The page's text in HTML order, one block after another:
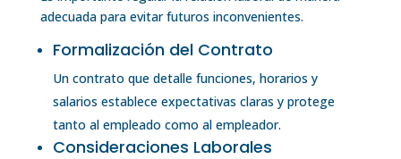
adecuada para evitar futuros inconvenientes.
Formalización del Contrato
Un contrato que detalle funciones, horarios y
salarios establece expectativas claras y protege
tanto al empleado como al empleador.
Consideraciones Laborales